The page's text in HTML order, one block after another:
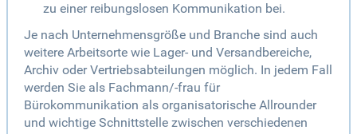
zu einer reibungslosen Kommunikation bei.
Je nach Unternehmensgröße und Branche sind auch
weitere Arbeitsorte wie Lager- und Versandbereiche,
Archiv oder Vertriebsabteilungen möglich. In jedem Fall
werden Sie als Fachmann/-frau für
Bürokommunikation als organisatorische Allrounder
und wichtige Schnittstelle zwischen verschiedenen